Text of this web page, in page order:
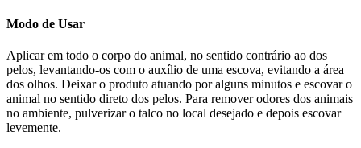
Modo de Usar
Aplicar em todo o corpo do animal, no sentido contrário ao dos
pelos, levantando-os com o auxílio de uma escova, evitando a área
dos olhos. Deixar o produto atuando por alguns minutos e escovar o
animal no sentido direto dos pelos. Para remover odores dos animais
no ambiente, pulverizar o talco no local desejado e depois escovar
levemente.